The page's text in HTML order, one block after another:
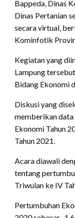
Bappeda, Dinas
Dinas Pertanian
secara virtual,
Kominfotik
Kegiatan yang
Lampung
Bidang Ekonomi
Diskusi yang
memberikan
Ekonomi Tahun
Tahun 2021.
Acara diawali
tentang
Triwulan ke IV
Pertumbuhan